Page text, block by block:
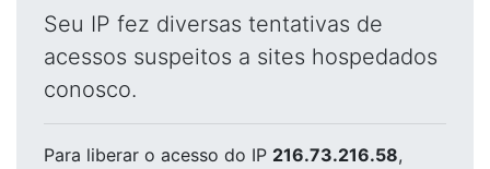
Seu IP fez diversas tentativas de
acessos suspeitos a sites hospedados
conosco.
Para liberar o acesso do IP 216.73.216.58,